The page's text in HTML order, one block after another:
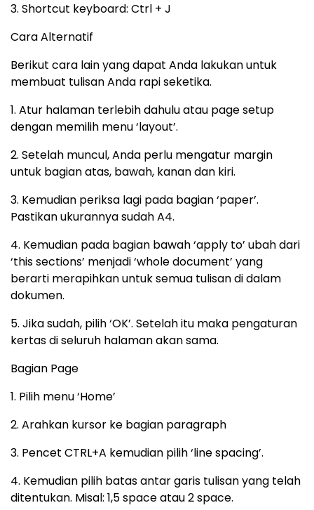
3. Shortcut keyboard: Ctrl + J
Cara Alternatif
Berikut cara lain yang dapat Anda lakukan untuk
membuat tulisan Anda rapi seketika.
1. Atur halaman terlebih dahulu atau page setup
dengan memilih menu ‘layout’.
2. Setelah muncul, Anda perlu mengatur margin
untuk bagian atas, bawah, kanan dan kiri.
3. Kemudian periksa lagi pada bagian ‘paper’.
Pastikan ukurannya sudah A4.
4. Kemudian pada bagian bawah ‘apply to’ ubah dari
‘this sections’ menjadi ‘whole document’ yang
berarti merapihkan untuk semua tulisan di dalam
dokumen.
5. Jika sudah, pilih ‘OK’. Setelah itu maka pengaturan
kertas di seluruh halaman akan sama.
Bagian Page
1. Pilih menu ‘Home’
2. Arahkan kursor ke bagian paragraph
3. Pencet CTRL+A kemudian pilih ‘line spacing’.
4. Kemudian pilih batas antar garis tulisan yang telah
ditentukan. Misal: 1,5 space atau 2 space.